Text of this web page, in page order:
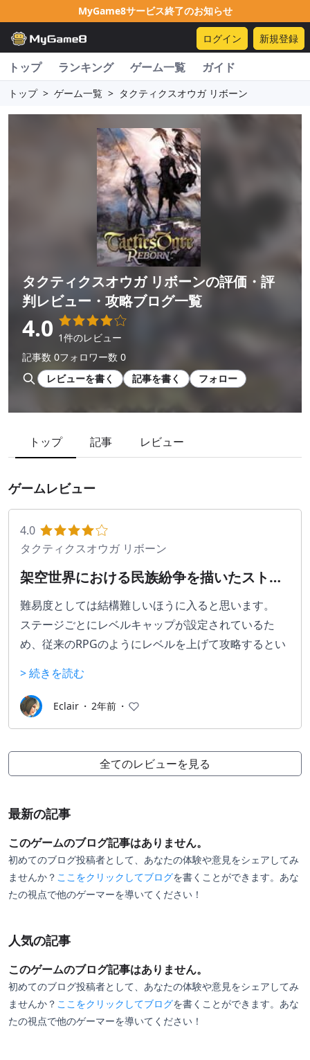
MyGame8サービス終了のお知らせ
ログイン 新規登録
トップ ランキング ゲーム一覧 ガイド
トップ > ゲーム一覧 > タクティクスオウガ リボーン
タクティクスオウガ リボーンの評価・評
判レビュー・攻略ブログ一覧
4.0 1件のレビュー
記事数 0フォロワー数 0
レビューを書く
記事を書く フォロー
トップ 記事 レビュー
ゲームレビュー
4.0
タクティクスオウガ リボーン
架空世界における民族紛争を描いたストー
リー
難易度としては結構難しいほうに入ると思います。
ステージごとにレベルキャップが設定されているた
め、従来のRPGのようにレベルを上げて攻略するとい
出現する敵、属性、地形を考慮して知恵と戦術をフル
回転して戦い抜いていく必要があり、ここが上手くい
かないと簡単に詰んでしまうことになります。
ディングが変わり、仲間になるキャラも変わってきま
す。この分岐がこのゲームの一番の醍醐味であると思
一度ゲームをクリアすると、現在のキャラクターを保
持したまま過去のストーリーの分岐点まで遡って選ば
なかった選択肢を選んで遊び、新しいストーリーを体
験し、登場しなかったキャラクターや助けられなかっ
間の対立に端を発した紛争が、いつしか権力によって
虐げられてきた人々の解放戦争へ発展していくのが凄
くリアルに描かれています。
> 続きを読む
Eclair ・ 2年前 ・
全てのレビューを見る
最新の記事
このゲームのブログ記事はありません。
初めてのブログ投稿者として、あなたの体験や意見をシェアしてみ
ませんか？ ここをクリックしてブログを書くことができます。あな
たの視点で他のゲーマーを導いてください！
人気の記事
このゲームのブログ記事はありません。
初めてのブログ投稿者として、あなたの体験や意見をシェアしてみ
ませんか？ ここをクリックしてブログを書くことができます。あな
たの視点で他のゲーマーを導いてください！